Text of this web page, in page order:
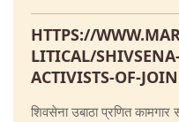
HTTPS://
LITICAL/
ACTIVISTS-OF-
शिवसेना उबाठा प्रणित कामगार